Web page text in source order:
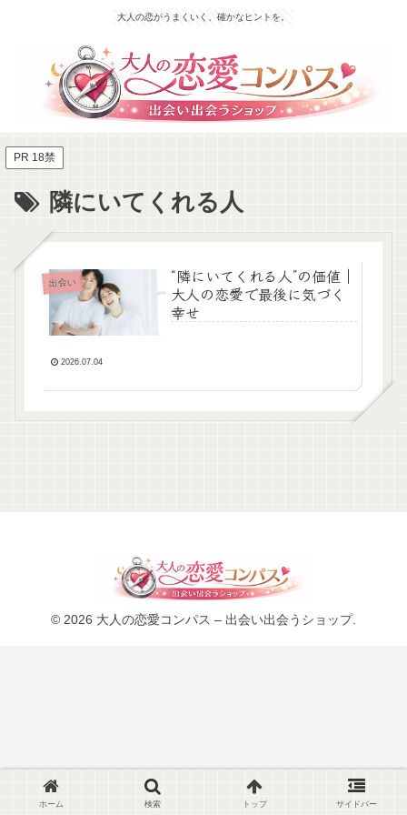
大人の恋がうまくいく、確かなヒントを。
PR 18禁
隣にいてくれる人
出会い
“隣にいてくれる人”の価値｜
大人の恋愛で最後に気づく
幸せ
2026.07.04
© 2026 大人の恋愛コンパス – 出会い出会うショップ.
ホーム 検索 トップ サイドバー